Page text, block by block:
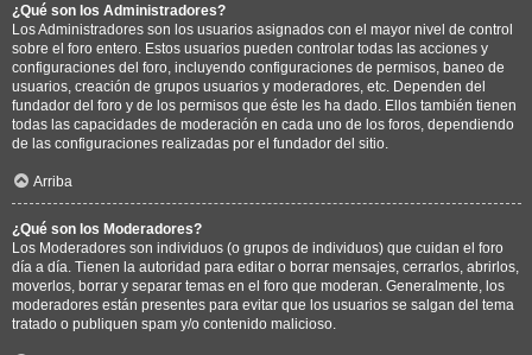
¿Qué son los Administradores?
Los Administradores son los usuarios asignados con el mayor nivel de control
sobre el foro entero. Estos usuarios pueden controlar todas las acciones y
configuraciones del foro, incluyendo configuraciones de permisos, baneo de
usuarios, creación de grupos usuarios y moderadores, etc. Dependen del
fundador del foro y de los permisos que éste les ha dado. Ellos también tienen
todas las capacidades de moderación en cada uno de los foros, dependiendo
de las configuraciones realizadas por el fundador del sitio.
Arriba
¿Qué son los Moderadores?
Los Moderadores son individuos (o grupos de individuos) que cuidan el foro
día a día. Tienen la autoridad para editar o borrar mensajes, cerrarlos, abrirlos,
moverlos, borrar y separar temas en el foro que moderan. Generalmente, los
moderadores están presentes para evitar que los usuarios se salgan del tema
tratado o publiquen spam y/o contenido malicioso.